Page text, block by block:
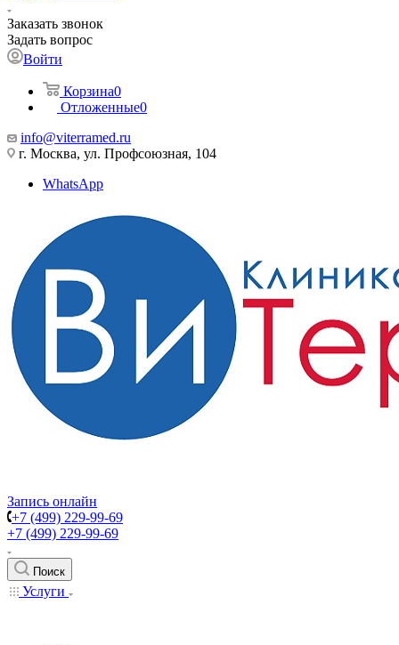
Заказать звонок
Задать вопрос
Войти
Корзина0
Отложенные0
info@viterramed.ru
г. Москва, ул. Профсоюзная, 104
WhatsApp
Запись онлайн
+7 (499) 229-99-69
+7 (499) 229-99-69
Поиск
Услуги